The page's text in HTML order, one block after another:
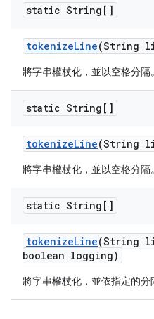
static String[]
tokenizeLine(String
將字串權杖化，並以空格分隔。
static String[]
tokenizeLine(String
將字串權杖化，並以空格分隔。
static String[]
tokenizeLine(String
boolean logging)
將字串權杖化，並依指定的分